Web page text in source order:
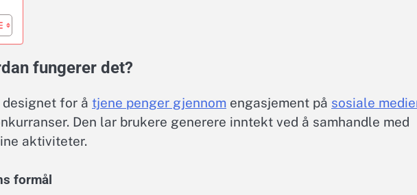
fungerer det?
for å tjene penger gjennom engasjement på sosiale
Den lar brukere generere inntekt ved å samhandle med
aktiviteter.
formål